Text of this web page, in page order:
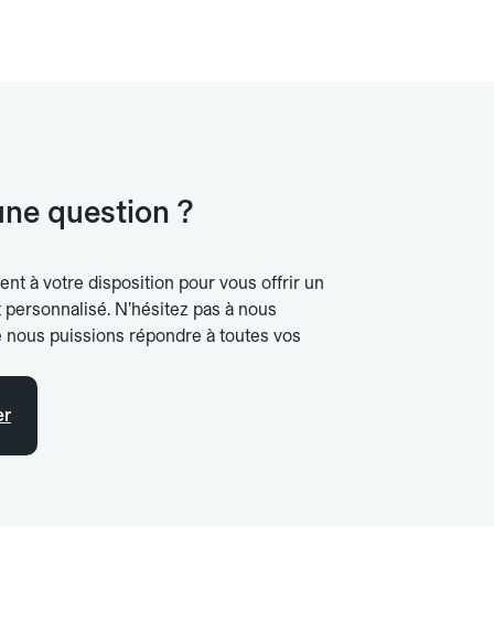
question ?
à votre disposition pour vous offrir un
N’hésitez pas à nous
puissions répondre à toutes vos